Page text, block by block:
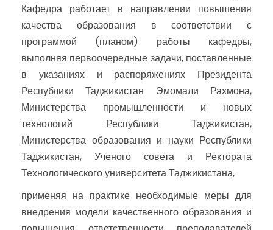
Кафедра работает в направлении повышения
качества образования в соответствии с
программой (планом) работы кафедры,
выполняя первоочередные задачи, поставленные
в указаниях и распоряжениях Президента
Республики Таджикистан Эмомали Рахмона,
Министерства промышленности и новых
технологий Республики Таджикистан,
Министерства образования и науки Республики
Таджикистан, Ученого совета и Ректората
Технологического университета Таджикистана,
применяя на практике необходимые меры для
внедрения модели качественного образования и